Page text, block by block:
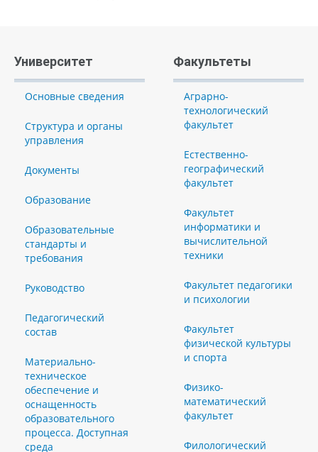
Университет
Основные сведения
Структура и органы
управления
Документы
Образование
Образовательные
стандарты и
требования
Руководство
Педагогический
состав
Материально-
техническое
обеспечение и
оснащенность
образовательного
процесса. Доступная
среда
Факультеты
Аграрно-
технологический
факультет
Естественно-
географический
факультет
Факультет
информатики и
вычислительной
техники
Факультет педагогики
и психологии
Факультет
физической культуры
и спорта
Физико-
математический
факультет
Филологический